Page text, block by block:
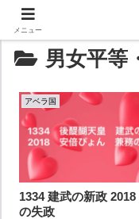
男女平等
アベラ国
1334 建武の新政 2018
の失政
メニュー